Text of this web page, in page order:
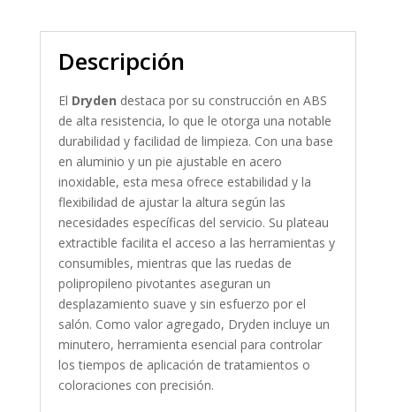
Descripción
El Dryden destaca por su construcción en ABS
de alta resistencia, lo que le otorga una notable
durabilidad y facilidad de limpieza. Con una base
en aluminio y un pie ajustable en acero
inoxidable, esta mesa ofrece estabilidad y la
flexibilidad de ajustar la altura según las
necesidades específicas del servicio. Su plateau
extractible facilita el acceso a las herramientas y
consumibles, mientras que las ruedas de
polipropileno pivotantes aseguran un
desplazamiento suave y sin esfuerzo por el
salón. Como valor agregado, Dryden incluye un
minutero, herramienta esencial para controlar
los tiempos de aplicación de tratamientos o
coloraciones con precisión.